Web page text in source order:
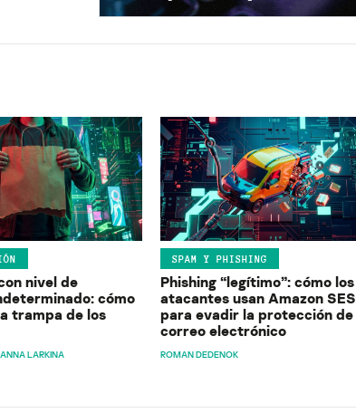
nivel de
cómo
trampa de los
ANNA LARKINA
SPAM Y PHISHING
Phishing “legítimo”: cómo los
atacantes usan Amazon SES
para evadir la protección de
correo electrónico
ROMAN DEDENOK